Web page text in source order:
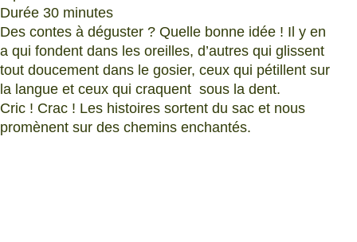
Durée 30 minutes
Des contes à déguster ? Quelle bonne idée ! Il y en
a qui fondent dans les oreilles, d’autres qui glissent
tout doucement dans le gosier, ceux qui pétillent sur
la langue et ceux qui craquent sous la dent.
Cric ! Crac ! Les histoires sortent du sac et nous
promènent sur des chemins enchantés.